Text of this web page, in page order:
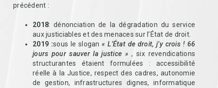
précédent :
2018: dénonciation de la dégradation du service
aux justiciables et des menaces sur l’État de droit.
2019 :sous le slogan« L’État de droit, j’y crois ! 66
jours pour sauver la justice », six revendications
structurantes étaient formulées : accessibilité
réelle à la Justice, respect des cadres, autonomie
de gestion, infrastructures dignes, informatique